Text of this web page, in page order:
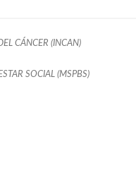
CÁNCER (INCAN)
SOCIAL (MSPBS)